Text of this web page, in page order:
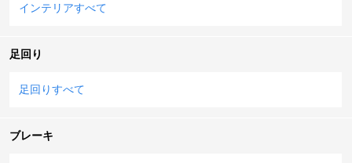
インテリアすべて
足回り
足回りすべて
ブレーキ